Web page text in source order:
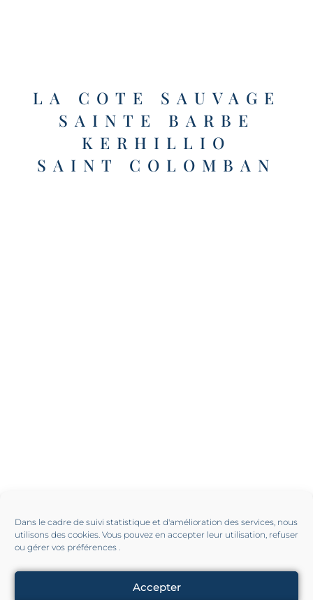
Dans le cadre de suivi statistique et d'amélioration des services, nous
utilisons des cookies. Vous pouvez en accepter leur utilisation, refuser
ou gérer vos préférences .
Accepter
LA COTE SAUVAGE
SAINTE BARBE
KERHILLIO
SAINT COLOMBAN